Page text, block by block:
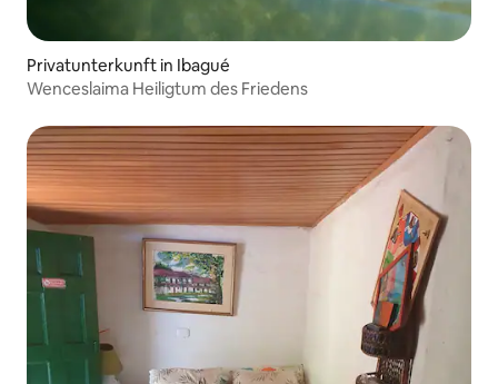
Privatunterkunft in Ibagué
Wenceslaima Heiligtum des Friedens